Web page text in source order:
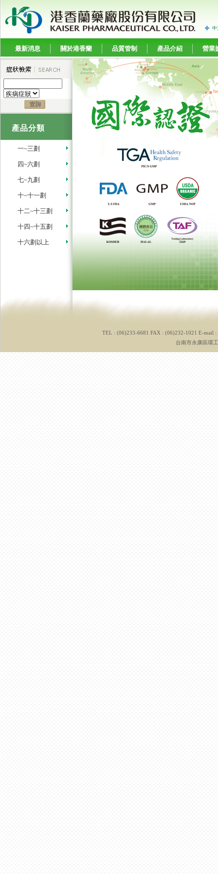
中
最新消息 關於港香蘭 品質管制 產品介紹 營業
產品分類
一~三劃
四~六劃
七~九劃
十~十一劃
十二~十三劃
十四~十五劃
十六劃以上
TEL : (06)233-6681 FAX : (06)232-1021 E-mail :
台南市永康區環